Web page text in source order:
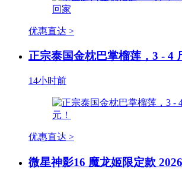
优惠直达 >
正宗泰国金枕巴掌榴莲，3 - 4
14小时前
优惠直达 >
微星神影16 魔龙姬限定款